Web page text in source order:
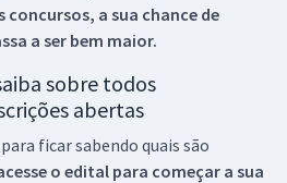
concursos, a sua chance de
a ser bem maior.
sobre todos
abertas
ficar sabendo quais são
o edital para começar a sua